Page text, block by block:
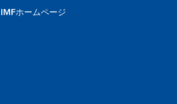
IMFホームページ